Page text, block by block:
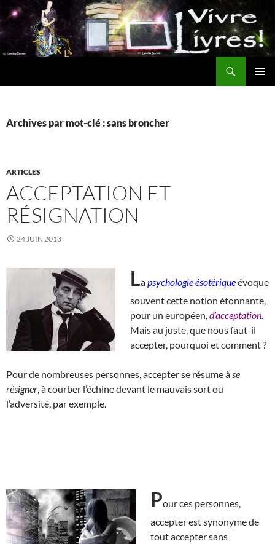
Aller
au
contenu
Archives par mot-clé : sans broncher
ARTICLES
ACCEPTATION ET
RÉSIGNATION
24 JUIN 2013
Lapsychologie ésotériqueévoque
souvent cette notion étonnante,
pour un européen, d’acceptation.
Mais au juste, que nous faut-il
accepter, pourquoi et comment ?
Pour de nombreuses personnes, accepter se résume à se
résigner , à courber l’échine devant le mauvais sort ou
l’adversité, par exemple.
Pour ces personnes,
accepter est synonyme de
tout accepter sans